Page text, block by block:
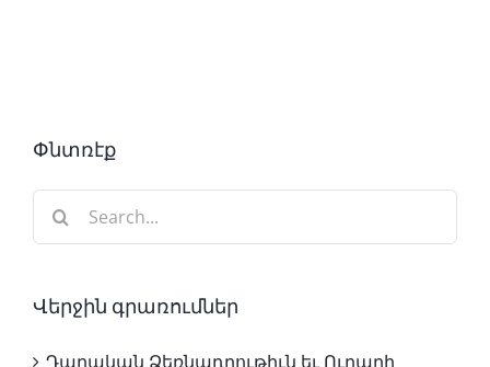
Փնտռէք
Search
for:
Վերջին գրառումներ
Դպրական Ձեռնադրութիւն եւ Ուրարի